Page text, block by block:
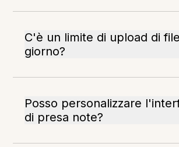
C'è un limite di upload di
giorno?
Posso personalizzare
di presa note?